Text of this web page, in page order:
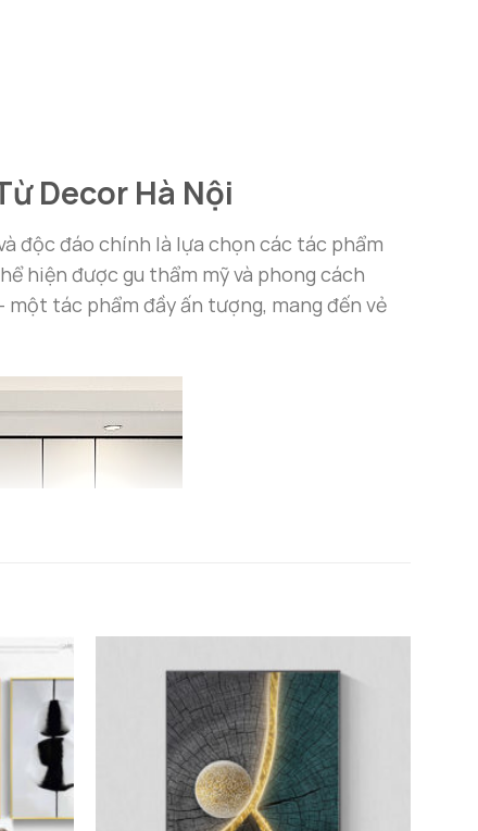
Decor Hà Nội
độc đáo chính là lựa chọn các tác phẩm
hiện được gu thẩm mỹ và phong cách
một tác phẩm đầy ấn tượng, mang đến vẻ